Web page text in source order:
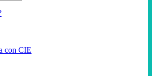
con CIE